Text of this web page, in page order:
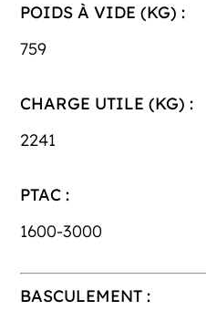
POIDS À VIDE (KG) :
759
CHARGE UTILE (KG) :
2241
PTAC :
1600-3000
BASCULEMENT :